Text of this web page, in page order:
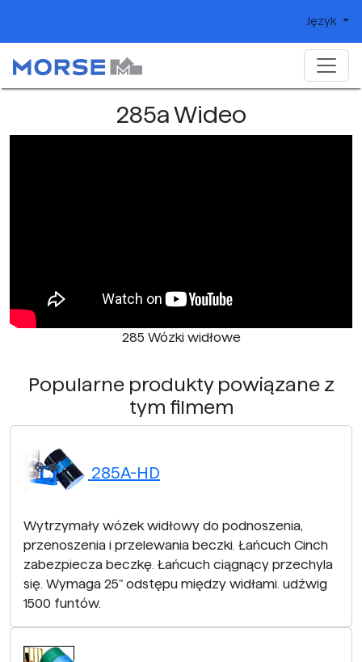
Język
285a Wideo
285 Wózki widłowe
Popularne produkty powiązane z
tym filmem
285A-HD
Wytrzymały wózek widłowy do podnoszenia,
przenoszenia i przelewania beczki. Łańcuch Cinch
zabezpiecza beczkę. Łańcuch ciągnący przechyla
się. Wymaga 25" odstępu między widłami. udźwig
1500 funtów.